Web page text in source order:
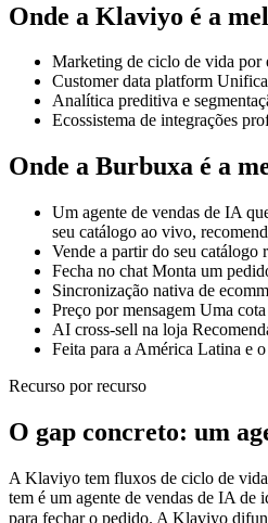
Onde a Klaviyo é a
Marketing de ciclo de vida por
Customer data platform Unifica
Analítica preditiva e
Ecossistema de integrações
Onde a Burbuxa é a
Um agente de vendas de IA
seu catálogo ao vivo,
Vende a partir do seu catálogo
Fecha no chat Monta um
Sincronização nativa de
Preço por mensagem Uma
AI cross-sell na loja
Feita para a América Latina e
Recurso por recurso
O gap concreto: um
A Klaviyo tem fluxos de ciclo de
tem é um agente de vendas de IA
para fechar o pedido. A Klaviyo